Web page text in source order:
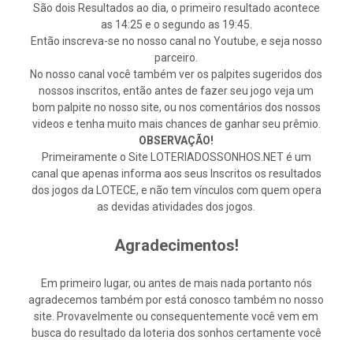
São dois Resultados ao dia, o primeiro resultado acontece
as 14:25 e o segundo as 19:45.
Então inscreva-se no nosso canal no Youtube, e seja nosso
parceiro.
No nosso canal você também ver os palpites sugeridos dos
nossos inscritos, então antes de fazer seu jogo veja um
bom palpite no nosso site, ou nos comentários dos nossos
videos e tenha muito mais chances de ganhar seu prêmio.
OBSERVAÇÃO!
Primeiramente o Site LOTERIADOSSONHOS.NET é um
canal que apenas informa aos seus Inscritos os resultados
dos jogos da LOTECE, e não tem vínculos com quem opera
as devidas atividades dos jogos.
Agradecimentos!
Em primeiro lugar, ou antes de mais nada portanto nós
agradecemos também por está conosco também no nosso
site. Provavelmente ou consequentemente você vem em
busca do resultado da loteria dos sonhos certamente você